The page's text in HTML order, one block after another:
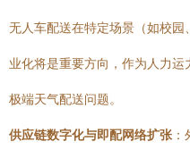
无人车配送在特定场景（如校
业化将是重要方向，作为人力
极端天气配送问题。
供应链数字化与即配网络扩张